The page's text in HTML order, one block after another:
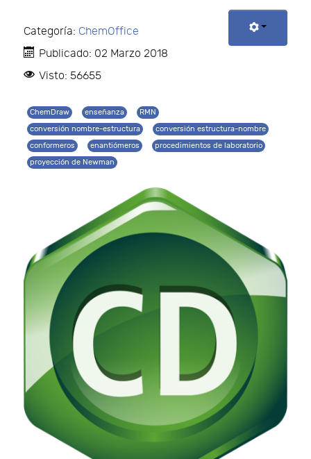
Categoría: ChemOffice
Publicado: 02 Marzo 2018
Visto: 56655
ChemDraw enseñanza
RMN
conversión nombre-estructura
conversión estructura-nombre
conformeros
enantiómeros
procedimientos de laboratorio
proyección de Newman